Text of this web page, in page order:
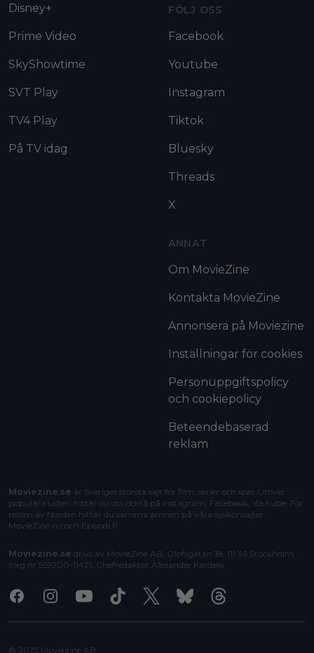
Disney+
Prime Video
SkyShowtime
SVT Play
TV4 Play
På TV idag
FÖLJ OSS
Facebook
Youtube
Instagram
Tiktok
Bluesky
Threads
X
ANNAT
Om MovieZine
Kontakta MovieZine
Annonsera på Moviezine
Inställningar för cookies
Personuppgiftspolicy
och cookiepolicy
Beteendebaserad
reklam
Moviezine.se är Sveriges största sajt för film, serier och spel. Utöver
populära sajten hittar du oss också på Instagram, Facebook, Youtube. För
resten av Norden hittar du samma ämnen på våra syskonsajter
MovieZine.no och Episodi.fi
Moviezine.se drivs av MovieZine AB, Olofsgatan 18, 111 36 Stockholm
(org.nr 559200-1142). Chefredaktör Alexander Kardelo
FacebookInstagramYoutubeTiktok X BlueskyThreads
© 2025 Moviezine AB